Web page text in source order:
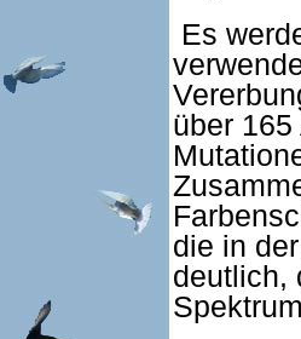
Es
über
die in
deutlich,